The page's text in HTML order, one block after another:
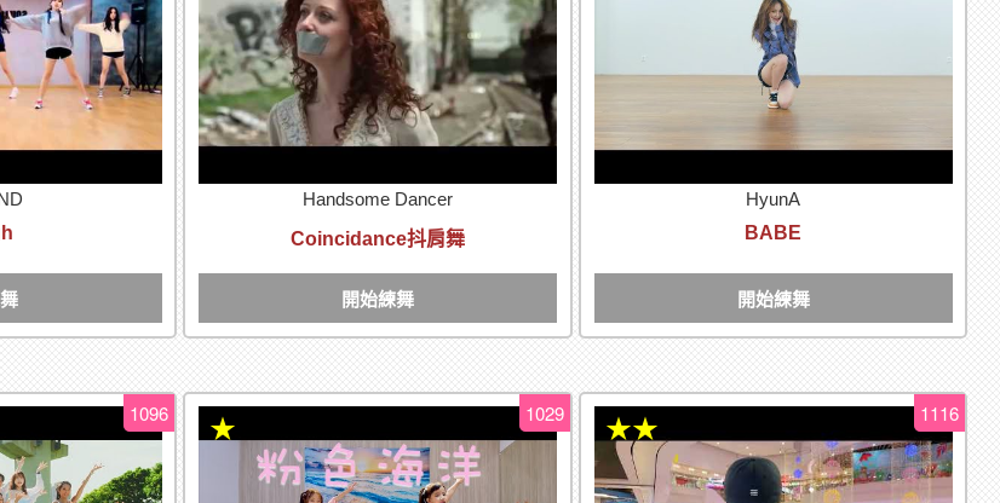
Handsome Dancer
Coincidance抖肩舞
開始練舞
HyunA
BABE
開始練舞
1096 1029
★
1116
★★